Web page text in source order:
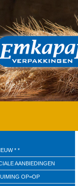
* *
AANBIEDINGEN
OP=OP